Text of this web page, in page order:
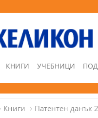
КНИГИ УЧЕБНИЦИ
Книги Патентен данък